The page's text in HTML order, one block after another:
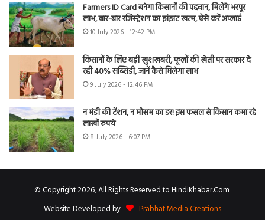
Farmers ID Card बनेगा किसानों की पहचान, मिलेंगे भरपूर
लाभ, बार-बार रजिस्ट्रेशन का झंझट खत्म, ऐसे करें अप्लाई
10 July 2026 - 12:42 PM
किसानों के लिए बड़ी खुशखबरी, फूलों की खेती पर सरकार दे
रही 40% सब्सिडी, जानें कैसे मिलेगा लाभ
9 July 2026 - 12:46 PM
न मंडी की टेंशन, न मौसम का डर! इस फसल से किसान कमा रहे
लाखों रुपये
8 July 2026 - 6:07 PM
© Copyright 2026, All Rights Reserved to HindiKhabar.Com
Website Developed by
Prabhat Media Creations